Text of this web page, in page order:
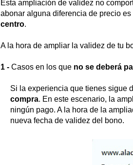
Esta ampliación de validez no
abonar alguna diferencia de precio es
centro.
A la hora de ampliar la validez de tu
1 - Casos en los que no se deberá
Si la experiencia que tienes sigue
compra. En este escenario, la
ningún pago. A la hora de la
nueva fecha de validez del bono.